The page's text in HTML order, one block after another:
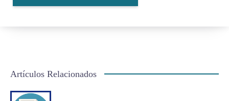
Artículos Relacionados